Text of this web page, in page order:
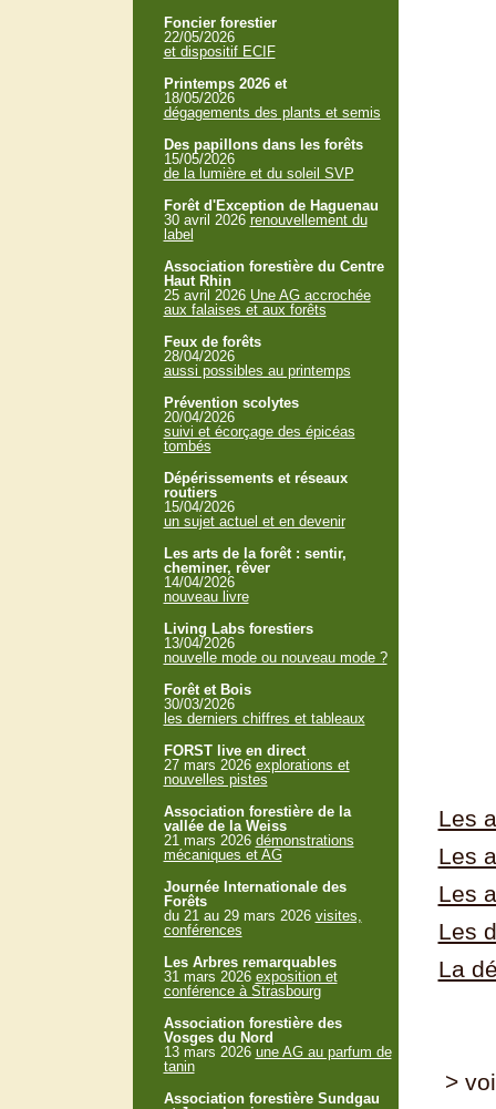
Les
Les
Les
Les
La
>
Foncier forestier
22/05/2026
et dispositif ECIF
Printemps 2026 et
18/05/2026
dégagements des plants et semis
Des papillons dans les forêts
15/05/2026
de la lumière et du soleil SVP
Forêt d'Exception de Haguenau
30 avril 2026 renouvellement du
label
Association forestière du Centre
Haut Rhin
25 avril 2026 Une AG accrochée
aux falaises et aux forêts
Feux de forêts
28/04/2026
aussi possibles au printemps
Prévention scolytes
20/04/2026
suivi et écorçage des épicéas
tombés
Dépérissements et réseaux
routiers
15/04/2026
un sujet actuel et en devenir
Les arts de la forêt : sentir,
cheminer, rêver
14/04/2026
nouveau livre
Living Labs forestiers
13/04/2026
nouvelle mode ou nouveau mode ?
Forêt et Bois
30/03/2026
les derniers chiffres et tableaux
FORST live en direct
27 mars 2026 explorations et
nouvelles pistes
Association forestière de la
vallée de la Weiss
21 mars 2026 démonstrations
mécaniques et AG
Journée Internationale des
Forêts
du 21 au 29 mars 2026 visites,
conférences
Les Arbres remarquables
31 mars 2026 exposition et
conférence à Strasbourg
Association forestière des
Vosges du Nord
13 mars 2026 une AG au parfum de
tanin
Association forestière Sundgau